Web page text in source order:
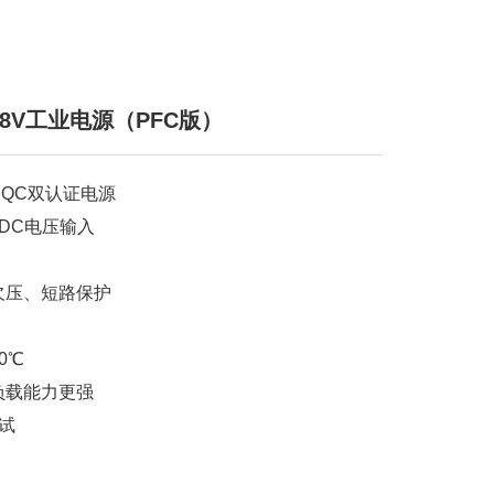
工业电源（PFC版）
双认证电源
电压输入
、短路保护
能力更强